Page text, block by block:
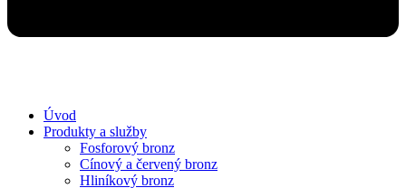
Úvod
Produkty a služby
Fosforový bronz
Cínový a červený bronz
Hliníkový bronz